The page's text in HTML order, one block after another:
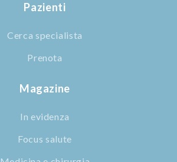
Pazienti
Cerca specialista
Prenota
Magazine
In evidenza
Focus salute